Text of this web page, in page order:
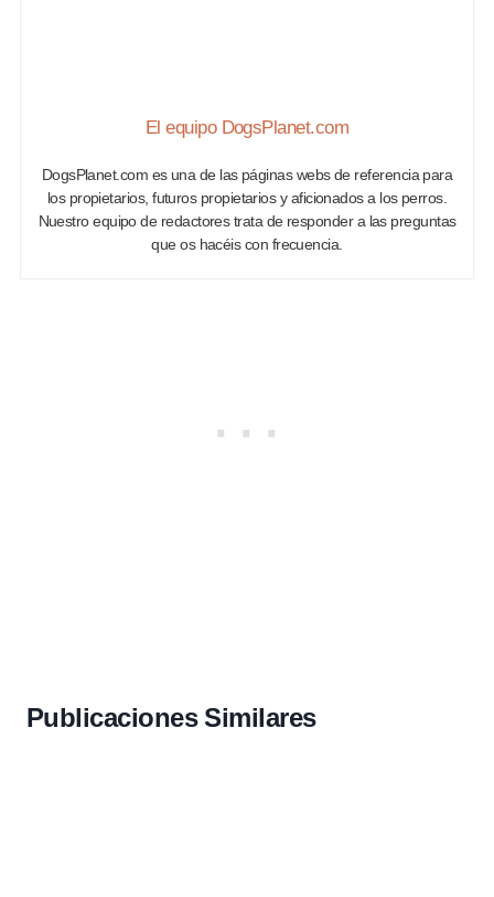
El equipo DogsPlanet.com
DogsPlanet.com es una de las páginas webs de referencia para
los propietarios, futuros propietarios y aficionados a los perros.
Nuestro equipo de redactores trata de responder a las preguntas
que os hacéis con frecuencia.
Publicaciones Similares